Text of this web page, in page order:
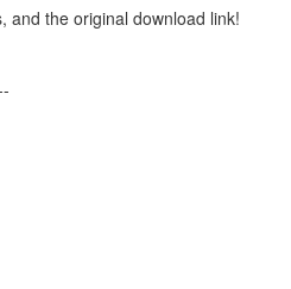
and the original download link!